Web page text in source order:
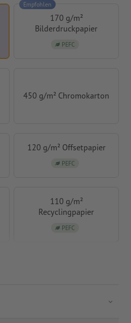
170 g/m²
Bilderdruckpapier
PEFC
Empfohlen
450 g/m² Chromokarton
120 g/m² Offsetpapier
PEFC
110 g/m²
Recyclingpapier
PEFC